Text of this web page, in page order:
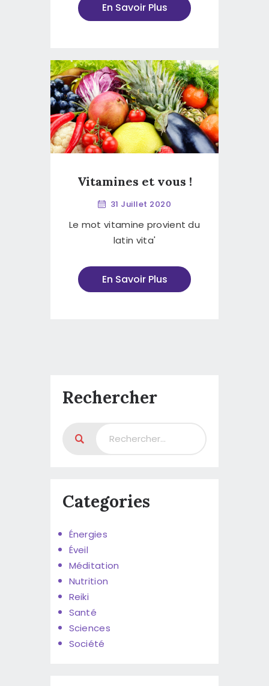
En Savoir Plus
Vitamines et vous !
31 Juillet 2020
Le mot vitamine provient du
latin vita'
En Savoir Plus
Rechercher
Categories
Énergies
Éveil
Méditation
Nutrition
Reiki
Santé
Sciences
Société